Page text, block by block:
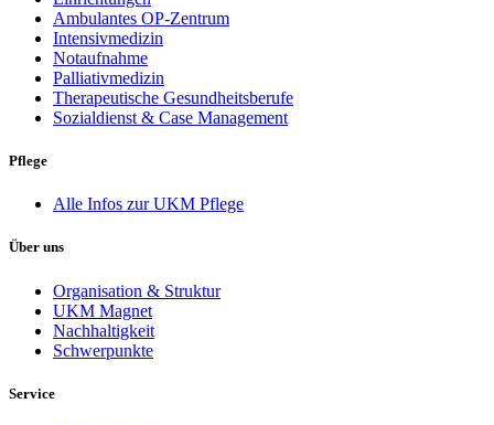
Ambulantes OP-Zentrum
Intensivmedizin
Notaufnahme
Palliativmedizin
Therapeutische Gesundheitsberufe
Sozialdienst & Case Management
Pflege
Alle Infos zur UKM Pflege
Über uns
Organisation & Struktur
UKM Magnet
Nachhaltigkeit
Schwerpunkte
Service